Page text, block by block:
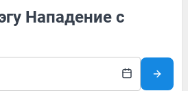
Нападение с